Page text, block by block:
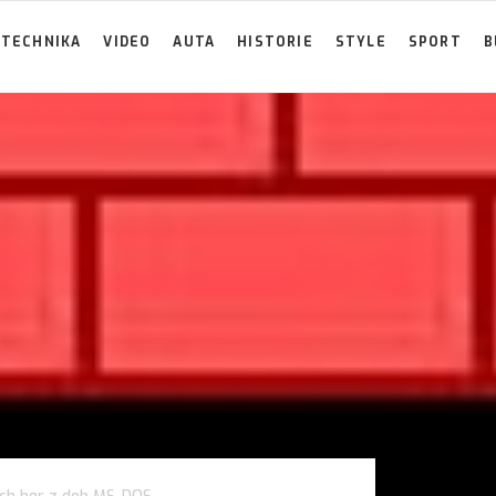
TECHNIKA VIDEO AUTA HISTORIE STYLE SPORT